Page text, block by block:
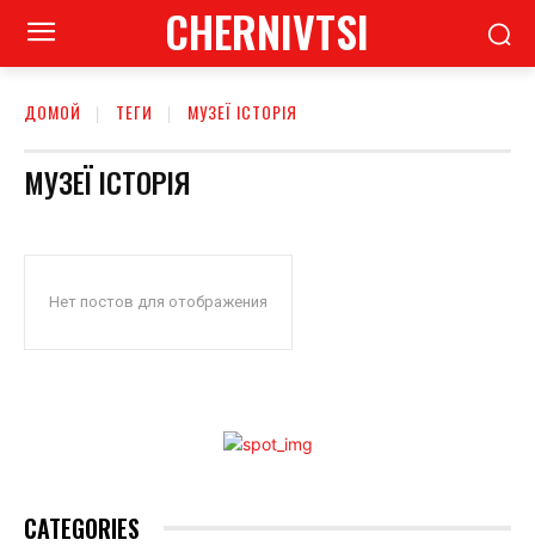
CHERNIVTSI
ДОМОЙ ТЕГИ МУЗЕЇ ІСТОРІЯ
МУЗЕЇ ІСТОРІЯ
Нет постов для отображения
CATEGORIES